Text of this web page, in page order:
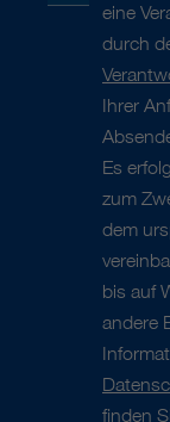
eine
durch
Ihrer
Es
zum
dem
bis auf
andere
finden